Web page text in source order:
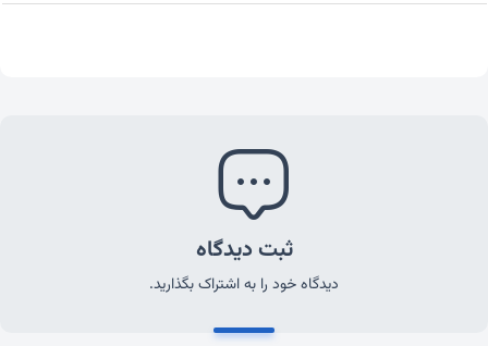
ثبت دیدگاه
دیدگاه خود را به اشتراک بگذارید.